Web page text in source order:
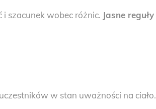
szacunek wobec różnic. Jasne reguły
w stan uważności na ciało.